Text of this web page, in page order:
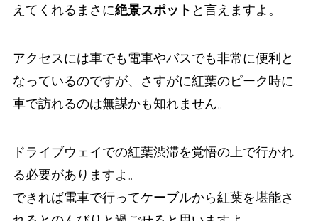
えてくれるまさに絶景スポット と言えますよ。
アクセスには車でも電車やバスでも非常に便利と
なっているのですが、さすがに紅葉のピーク時に
車で訪れるのは無謀かも知れません。
ドライブウェイでの紅葉渋滞を覚悟の上で行かれ
る必要がありますよ。
できれば電車で行ってケーブルから紅葉を堪能さ